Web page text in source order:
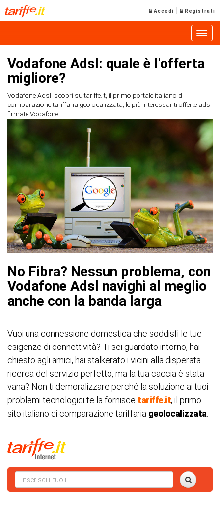
Accedi | Registrati
Vodafone Adsl: quale è l'offerta
migliore?
Vodafone Adsl: scopri su tariffe.it, il primo portale italiano di
comparazione tariffaria geolocalizzata, le più interessanti offerte adsl
firmate Vodafone.
No Fibra? Nessun problema, con
Vodafone Adsl navighi al meglio
anche con la banda larga
Vuoi una connessione domestica che soddisfi le tue
esigenze di connettività? Ti sei guardato intorno, hai
chiesto agli amici, hai stalkerato i vicini alla disperata
ricerca del servizio perfetto, ma la tua caccia è stata
vana? Non ti demoralizzare perché la soluzione ai tuoi
problemi tecnologici te la fornisce tariffe.it, il primo
sito italiano di comparazione tariffaria geolocalizzata.